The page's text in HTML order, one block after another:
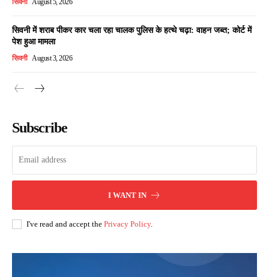
सिवनी August 5, 2026
सिवनी में शराब पीकर कार चला रहा चालक पुलिस के हत्थे चढ़ा: वाहन जब्त; कोर्ट में
पेश हुआ मामला
सिवनी August 3, 2026
Subscribe
I WANT IN
I've read and accept the Privacy Policy.